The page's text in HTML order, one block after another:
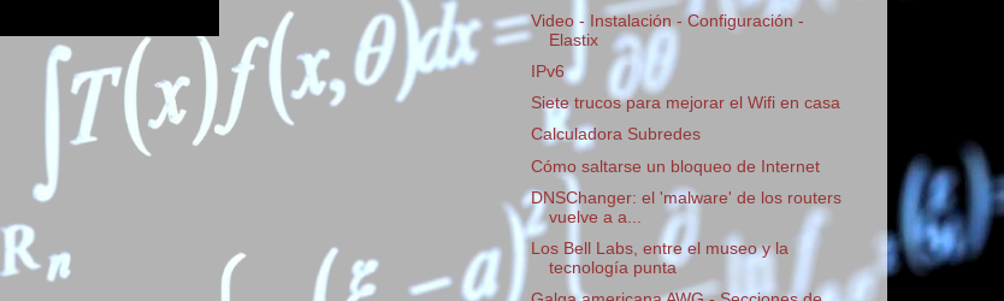
Video - Instalación - Configuración -
Elastix
IPv6
Siete trucos para mejorar el Wifi en casa
Calculadora Subredes
Cómo saltarse un bloqueo de Internet
DNSChanger: el 'malware' de los routers
vuelve a a...
Los Bell Labs, entre el museo y la
tecnología punta